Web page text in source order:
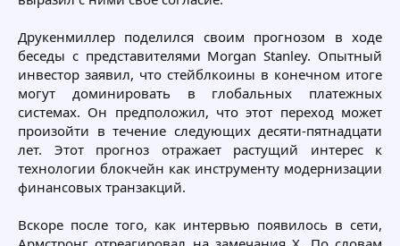
Друкенмиллер поделился своим прогнозом в ходе
беседы с представителями Morgan Stanley. Опытный
инвестор заявил, что стейблкоины в конечном итоге
могут доминировать в глобальных платежных
системах. Он предположил, что этот переход может
произойти в течение следующих десяти-пятнадцати
лет. Этот прогноз отражает растущий интерес к
технологии блокчейн как инструменту модернизации
финансовых транзакций.
Вскоре после того, как интервью появилось в сети,